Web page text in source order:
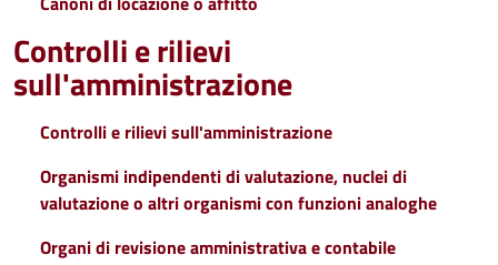
Controlli e rilievi
sull'amministrazione
Controlli e rilievi sull'amministrazione
Organismi indipendenti di valutazione, nuclei di
valutazione o altri organismi con funzioni analoghe
Organi di revisione amministrativa e contabile